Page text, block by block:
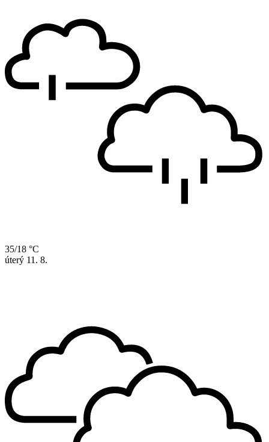
35/18 °C
úterý 11. 8.